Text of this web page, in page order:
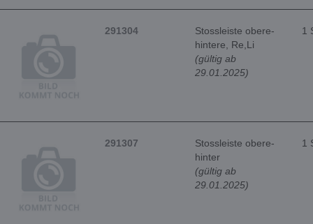
291304
Stossleiste obere-
hintere, Re,Li
(gültig ab
29.01.2025)
1
291307
Stossleiste obere-
hinter
(gültig ab
29.01.2025)
1